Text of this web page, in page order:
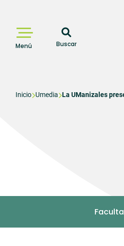
principal
Menú Buscar
Sobrescribir
Inicio Umedia La UManizales